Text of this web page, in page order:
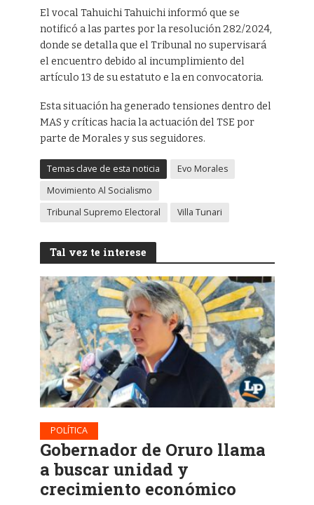
El vocal Tahuichi Tahuichi informó que se
notificó a las partes por la resolución 282/2024,
donde se detalla que el Tribunal no supervisará
el encuentro debido al incumplimiento del
artículo 13 de su estatuto e la en convocatoria.
Esta situación ha generado tensiones dentro del
MAS y críticas hacia la actuación del TSE por
parte de Morales y sus seguidores.
Temas clave de esta noticia
Evo Morales
Movimiento Al Socialismo
Tribunal Supremo Electoral
Villa Tunari
Tal vez te interese
POLÍTICA
Gobernador de Oruro llama
a buscar unidad y
crecimiento económico